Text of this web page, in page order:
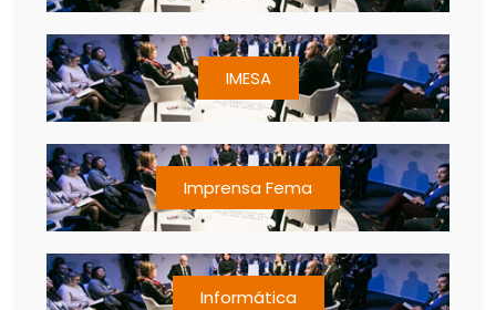
IMESA
Imprensa Fema
Informática